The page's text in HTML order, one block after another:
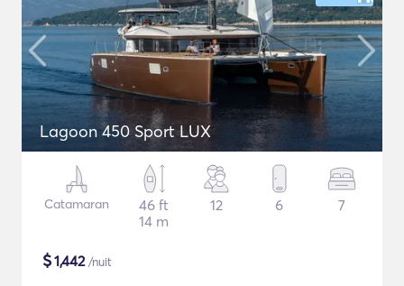
Lagoon 450 Sport LUX
Catamaran
46 ft
14 m
12 6 7
$1,442/nuit